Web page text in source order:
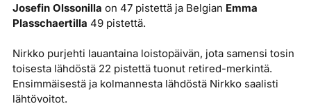
Josefin Olssonilla on 47 pistettä ja Belgian Emma
Plasschaertilla 49 pistettä.
Nirkko purjehti lauantaina loistopäivän, jota samensi tosin
toisesta lähdöstä 22 pistettä tuonut retired-merkintä.
Ensimmäisestä ja kolmannesta lähdöstä Nirkko saalisti
lähtövoitot.